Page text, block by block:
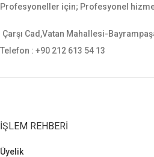
sauer, smith wesson gibi tüm orta
Profesyoneller için; Profesyonel
Çarşı Cad,Vatan Mahallesi-
Telefon : +90 212 613 54 13
İŞLEM REHBERI
Üyelik